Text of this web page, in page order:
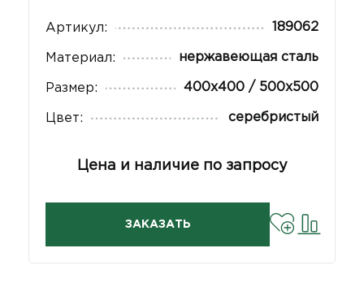
Артикул: 189062
Материал: нержавеющая сталь
Размер: 400x400 / 500x500
Цвет: серебристый
Цена и наличие по запросу
ЗАКАЗАТЬ